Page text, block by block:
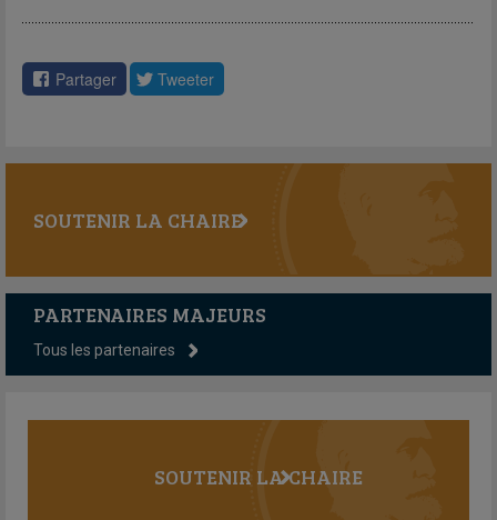
Partager Tweeter
SOUTENIR LA CHAIRE
PARTENAIRES MAJEURS
Tous les partenaires
SOUTENIR LA CHAIRE